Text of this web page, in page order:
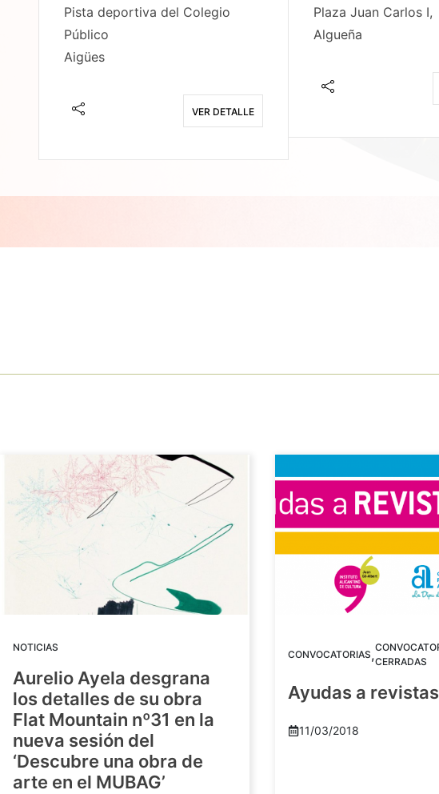
Pista deportiva del Colegio
Público
Aigües
VER DETALLE
Plaza Juan Carlos I,
Algueña
NOTICIAS
Aurelio Ayela desgrana
los detalles de su obra
Flat Mountain nº31 en la
nueva sesión del
‘Descubre una obra de
arte en el MUBAG’
CONVOCATORIAS,CERRADAS
Ayudas a
11/03/2018